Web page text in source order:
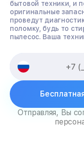
бытовой техники, и
оригинальные
проведут
поломку, будь то
пылесос. Ваша
Отправляя, Вы